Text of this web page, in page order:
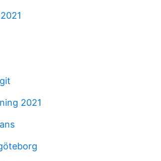
2021